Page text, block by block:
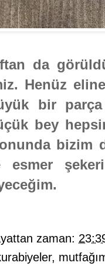
da
Henüz
bir
bey
zaman:
,